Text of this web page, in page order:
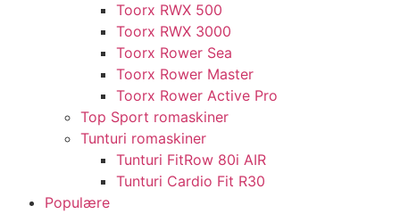
Toorx RWX 500
Toorx RWX 3000
Toorx Rower Sea
Toorx Rower Master
Toorx Rower Active Pro
Top Sport romaskiner
Tunturi romaskiner
Tunturi FitRow 80i AIR
Tunturi Cardio Fit R30
Populære